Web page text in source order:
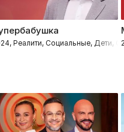
Реалити, Социальные, Дети,